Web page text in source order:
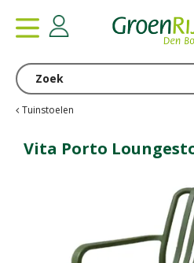
Tuinstoelen
Vita Porto